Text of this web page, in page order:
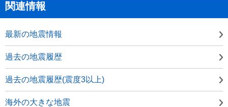
関連情報
最新の地震情報
過去の地震履歴
過去の地震履歴(震度3以上)
海外の大きな地震